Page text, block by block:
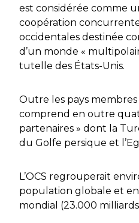
est considérée comme
coopération
occidentales destinée
d’un monde «
tutelle des États-Unis.
Outre les pays membres
comprend en outre
partenaires » dont la
du Golfe persique et
L’OCS regrouperait
population globale et
mondial (23.000